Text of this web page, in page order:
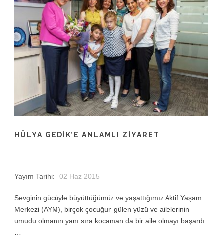
HÜLYA GEDIK’E ANLAMLI ZIYARET
Yayım Tarihi: 02 Haz 2015
Sevginin gücüyle büyüttüğümüz ve yaşattığımız Aktif Yaşam
Merkezi (AYM), birçok çocuğun gülen yüzü ve ailelerinin
umudu olmanın yanı sıra kocaman da bir aile olmayı başardı.